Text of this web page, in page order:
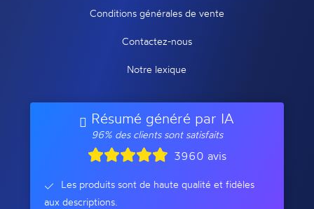
Conditions générales de vente
Contactez-nous
Notre lexique
Résumé généré par IA
96% des clients sont satisfaits
3960 avis
Les produits sont de haute qualité et fidèles
aux descriptions.